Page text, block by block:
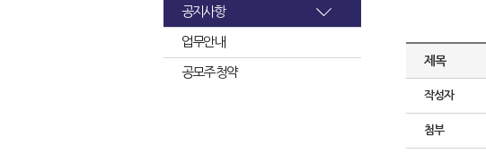
공지사항
업무안내
공모주 청약
제목
작성자
첨부